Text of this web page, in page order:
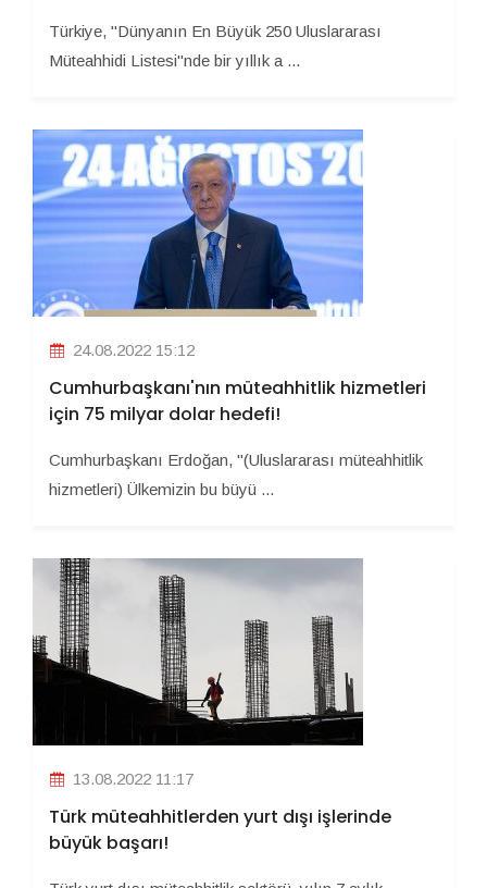
Türkiye, "Dünyanın En Büyük 250 Uluslararası
Müteahhidi Listesi"nde bir yıllık a ...
24.08.2022 15:12
Cumhurbaşkanı'nın müteahhitlik hizmetleri
için 75 milyar dolar hedefi!
Cumhurbaşkanı Erdoğan, "(Uluslararası müteahhitlik
hizmetleri) Ülkemizin bu büyü ...
13.08.2022 11:17
Türk müteahhitlerden yurt dışı işlerinde
büyük başarı!